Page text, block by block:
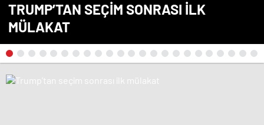
TRUMP’TAN SEÇIM SONRASI ILK
MÜLAKAT